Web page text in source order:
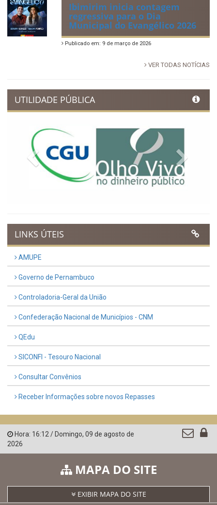
Ibimirim inicia contagem
regressiva para o Dia
Municipal do Evangélico 2026
Publicado em: 9 de março de 2026
VER TODAS NOTÍCIAS
UTILIDADE PÚBLICA
Previous
LINKS ÚTEIS
AMUPE
Governo de Pernambuco
Controladoria-Geral da União
Confederação Nacional de Municípios - CNM
QEdu
SICONFI - Tesouro Nacional
Consultar Convênios
Receber Informações sobre novos Repasses
Hora: 16:12/ Domingo, 09 de agosto de
2026
MAPA DO SITE
EXIBIR MAPA DO SITE